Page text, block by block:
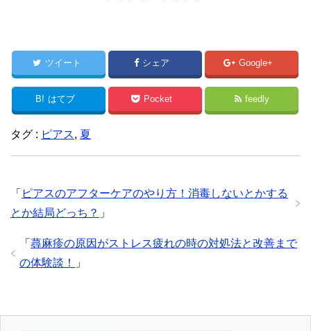
ツイート シェア Google+
B! はてブ Pocket feedly
タグ : ピアス, 夏
「 ピアスのアフターケアのやり方！消毒しないとかする
とか結局どっち？ 」
「 蕁麻疹の原因がストレス疲れの時の対処法と改善まで
の体験談！
」